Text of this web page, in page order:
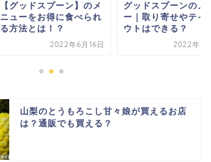
グッドスプーンのメニュ
ー｜取り寄せやテイクア
ウトはできる？
2022年6月17日
グッドスプーン｜人
ブッラータチーズを
たメニュー紹介
2022年6
山梨のとうもろこし甘々娘が買えるお店
は？通販でも買える？